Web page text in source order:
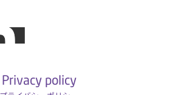
Privacy policy